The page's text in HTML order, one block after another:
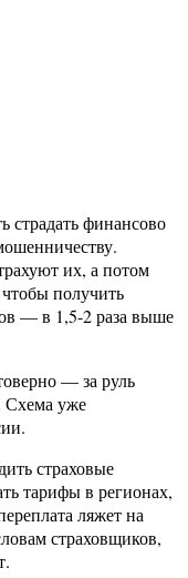
страдать финансово
их, а потом
получить
— в 1,5-2 раза выше
— за руль
Схема уже
страховые
тарифы в регионах,
ляжет на
страховщиков,